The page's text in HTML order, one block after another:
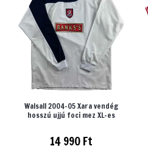
Walsall 2004-05 Xara vendég
hosszú ujjú foci mez XL-es
14 990Ft